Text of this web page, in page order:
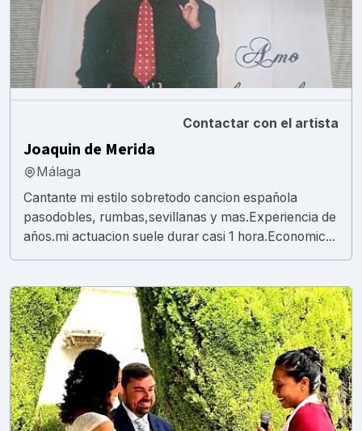
Contactar con el artista
Joaquin de Merida
Málaga
Cantante mi estilo sobretodo cancion española
pasodobles, rumbas,sevillanas y mas.Experiencia de
años.mi actuacion suele durar casi 1 hora.Economic...